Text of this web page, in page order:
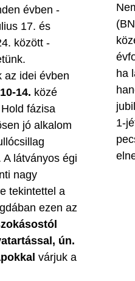
évben -
17. és
között -
az idei évben
14. közé
fázisa
jó alkalom
A látványos égi
nagy
tekintettel a
ezen az
ún.
várjuk a
ha
1-